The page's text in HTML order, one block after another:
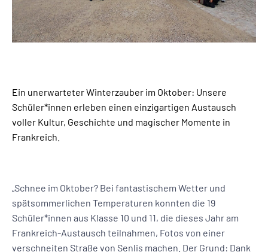
Ein unerwarteter Winterzauber im Oktober: Unsere
Schüler*innen erleben einen einzigartigen Austausch
voller Kultur, Geschichte und magischer Momente in
Frankreich.
„Schnee im Oktober? Bei fantastischem Wetter und
spätsommerlichen Temperaturen konnten die 19
Schüler*innen aus Klasse 10 und 11, die dieses Jahr am
Frankreich-Austausch teilnahmen, Fotos von einer
verschneiten Straße von Senlis machen. Der Grund: Dank